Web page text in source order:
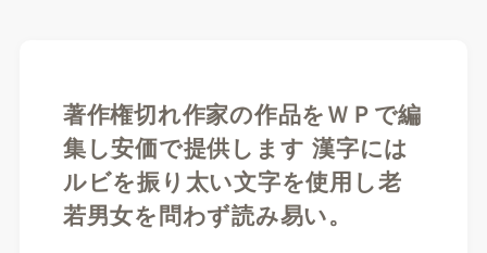
著作権切れ作家の作品をＷＰで編
集し安価で提供します 漢字には
ルビを振り太い文字を使用し老
若男女を問わず読み易い。